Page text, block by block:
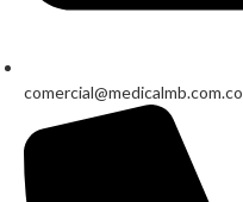
comercial@medicalmb.com.co